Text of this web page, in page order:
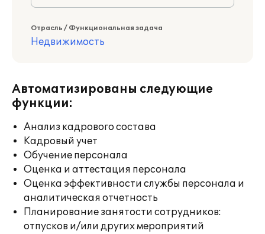
Отрасль / Функциональная задача
Недвижимость
Автоматизированы следующие
функции:
Анализ кадрового состава
Кадровый учет
Обучение персонала
Оценка и аттестация персонала
Оценка эффективности службы персонала и
аналитическая отчетность
Планирование занятости сотрудников:
отпусков и/или других мероприятий